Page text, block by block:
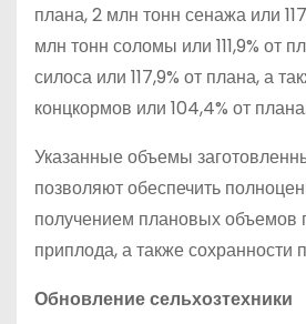
плана, 2 млн тонн сенажа или
млн тонн соломы или 111,9% от
силоса или 117,9% от плана, а
концкормов или 104,4% от плана.
Указанные объемы
позволяют обеспечить
получением плановых объемов
приплода, а также сохранности
Обновление сельхозтехники